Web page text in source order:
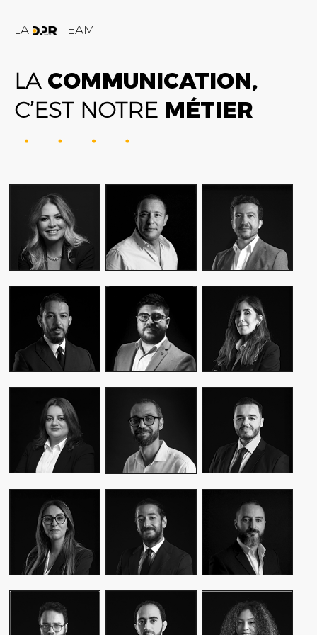
LA TEAM
LACOMMUNICATION,
C’EST NOTRE MÉTIER
FATIME ZOHRA
OUTAGHANI
CEO & FOUNDER
ALEX AXIOTIS
CEO & FOUNDER
AMIN FARES
GENERAL
MANAGER
WASSIM KASSARI
CHIEF FINANCIAL
OFFICER
MALIK IRAQI
MANAGING
DIRECTOR
YASMINE MYRIAM
DIRECTOR OF
OPERATIONS –
PUBLIC RELATIONS
MOUNA EL AZIM
DIRECTOR OF
OPERATIONS
AMINE LAGSSIR
STRATEGY
DIRECTOR
KARIM BENKIRAN
CHIEF CREATIVE
OFFICER
MEKHTOUME
PMO CHANGE &
WALID BAHYA
BUSINESS LEAD
GROUP
SAMI SABER
MEDIA RELATIONS
DIRECTOR